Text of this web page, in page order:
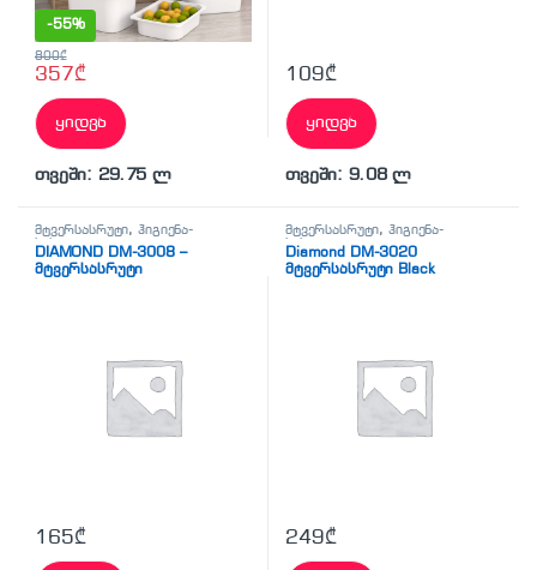
-55%
357₾
800₾
ყიდვა
თვეში: 29.75 ლ
109₾
ყიდვა
თვეში: 9.08 ლ
მტვერსასრუტი,ჰიგიენა-
სისუფთავე
DIAMOND DM-3008 –
მტვერსასრუტი
165₾
მტვერსასრუტი,ჰიგიენა-
სისუფთავე
Diamond DM-3020
მტვერსასრუტი Black
249₾